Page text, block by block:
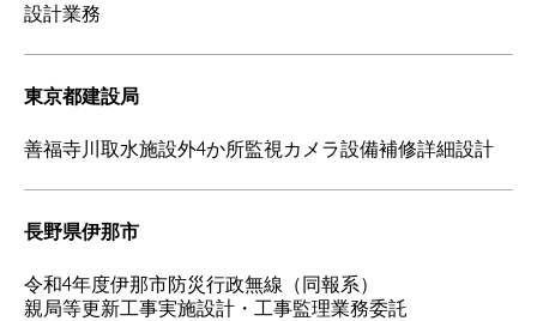
設計業務
東京都建設局
善福寺川取水施設外4か所監視カメラ設備補修詳細設計
長野県伊那市
令和4年度伊那市防災行政無線（同報系）
親局等更新工事実施設計・工事監理業務委託